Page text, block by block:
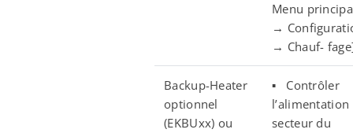
Menu
→
→ Chauf-
Backup-Heater
optionnel
(EKBUxx) ou
▪ Contrôler
l’alimentation
secteur du